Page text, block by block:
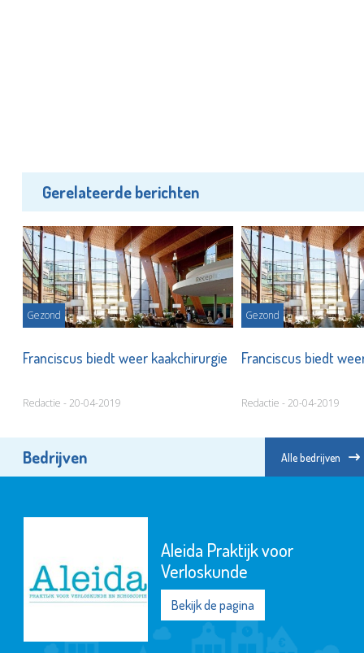
Gerelateerde berichten
Gezond
Franciscus biedt weer kaakchirurgie
Redactie - 20-04-2019
Gezond
Franciscus biedt
Redactie - 20-04-2019
Bedrijven Alle bedrijven
Aleida Praktijk voor
Verloskunde
Bekijk de pagina